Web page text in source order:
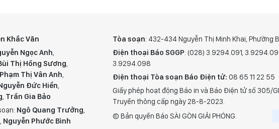
Khắc Văn
Ngọc Anh,
Thị Hồng Sương,
Phạm Thị Vân Anh,
Đức Hiển,
, Trần Gia Bảo
Ngô Quang Trưởng,
, Nguyễn Phước Bình
Tòa soạn: 432-434 Nguyễn Thị Minh Khai, Phường
Điện thoại Báo SGGP: (028) 3.9294.091,
3.9294.098
Điện thoại Tòa soạn Báo Điện tử: 08 65 11 22 55
Giấy phép hoạt động Báo in và Báo Điện tử số 305/
Truyền thông cấp ngày 28-8-2023.
© Bản quyền Báo SÀI GÒN GIẢI PHÓNG.